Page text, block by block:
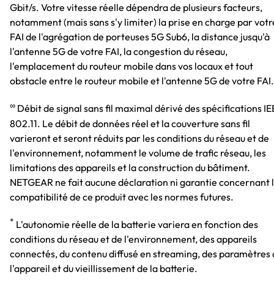
Gbit/s. Votre vitesse réelle dépendra de plusieurs facteurs,
notamment (mais sans s'y limiter) la prise en charge par
FAI de l'agrégation de porteuses 5G Sub6, la distance jusqu'à
l'antenne 5G de votre FAI, la congestion du réseau,
l'emplacement du routeur mobile dans vos locaux et tout
obstacle entre le routeur mobile et l'antenne 5G de votre FAI.
∞ Débit de signal sans fil maximal dérivé des spécifications
802.11. Le débit de données réel et la couverture sans fil
varieront et seront réduits par les conditions du réseau et de
l'environnement, notamment le volume de trafic réseau, les
limitations des appareils et la construction du bâtiment.
NETGEAR ne fait aucune déclaration ni garantie concernant
compatibilité de ce produit avec les normes futures.
* L'autonomie réelle de la batterie variera en fonction des
conditions du réseau et de l'environnement, des appareils
connectés, du contenu diffusé en streaming, des paramètres
l'appareil et du vieillissement de la batterie.